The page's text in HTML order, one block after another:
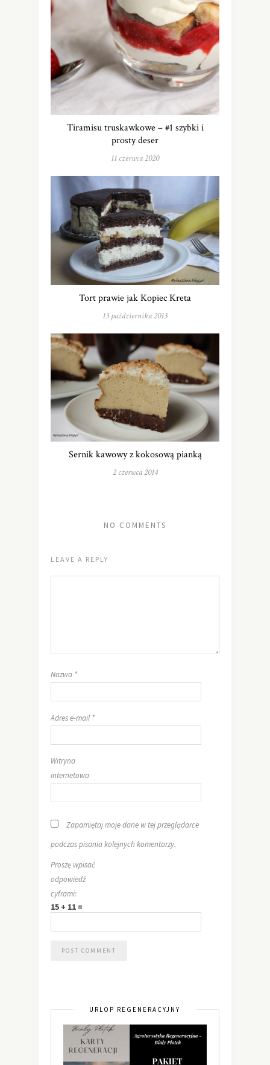
Tiramisu truskawkowe – #1 szybki i
prosty deser
11 czerwca 2020
Tort prawie jak Kopiec Kreta
13 października 2013
Sernik kawowy z kokosową pianką
2 czerwca 2014
NO COMMENTS
LEAVE A REPLY
Nazwa *
Adres e-mail *
Witryna
internetowa
Zapamiętaj moje dane w tej przeglądarce
podczas pisania kolejnych komentarzy.
Proszę wpisać
odpowiedź
cyframi:
15 + 11 =
URLOP REGENERACYJNY